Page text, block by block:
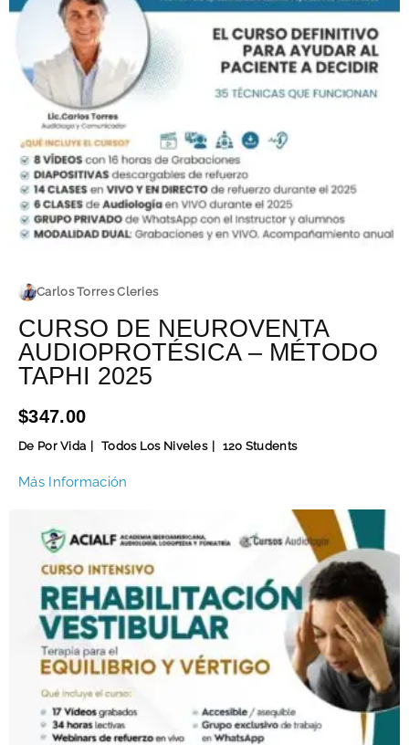
Carlos Torres Cleries
CURSO DE NEUROVENTA
AUDIOPROTÉSICA – MÉTODO
TAPHI 2025
$347.00
De Por Vida Todos Los Niveles 120 Students
Más Información